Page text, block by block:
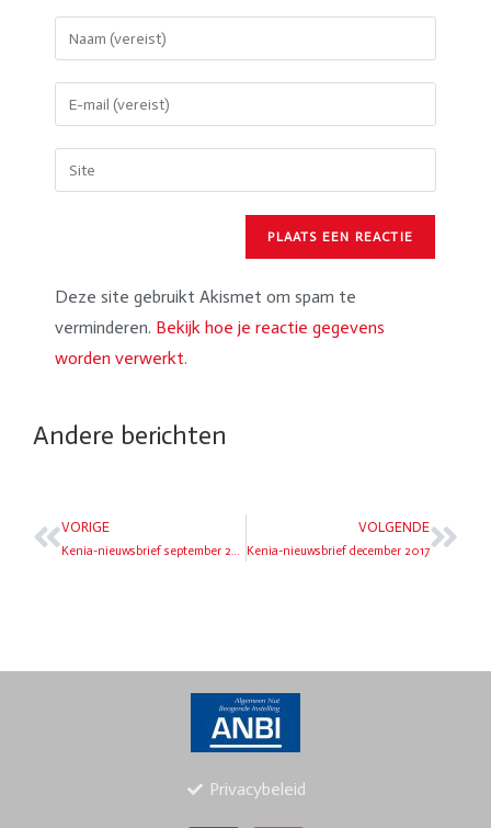
Deze site gebruikt Akismet om spam te
verminderen. Bekijk hoe je reactie gegevens
worden verwerkt.
Andere berichten
VORIGE
Kenia-nieuwsbrief september 2017
VOLGENDE
Kenia-nieuwsbrief december 2017
Privacybeleid